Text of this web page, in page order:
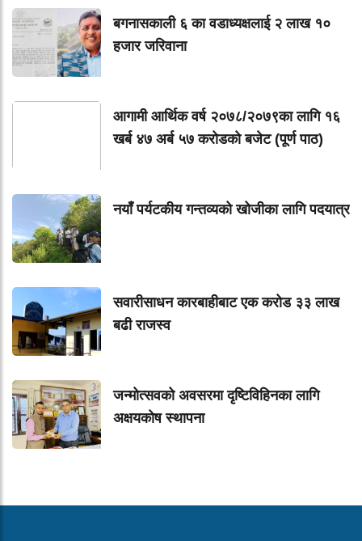
बगनासकाली ६ का वडाध्यक्षलाई २ लाख १०
हजार जरिवाना
आगामी आर्थिक वर्ष २०७८/२०७९का लागि १६
खर्ब ४७ अर्ब ५७ करोडको बजेट (पूर्ण पाठ)
नयाँ पर्यटकीय गन्तव्यको खोजीका लागि पदयात्र
सवारीसाधन कारबाहीबाट एक करोड ३३ लाख
बढी राजस्व
जन्मोत्सवको अवसरमा दृष्टिविहिनका लागि
अक्षयकोष स्थापना